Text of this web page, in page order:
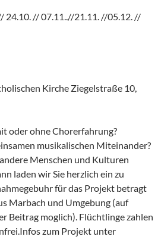
24.10. // 07.11..//21.11. //05.12. //
Kirche Ziegelstraße 10,
oder ohne Chorerfahrung?
musikalischen Miteinander?
Menschen und Kulturen
laden wir Sie herzlich ein zu
für das Projekt betragt
Marbach und Umgebung (auf
Beitrag moglich). Flüchtlinge zahlen
zum Projekt unter